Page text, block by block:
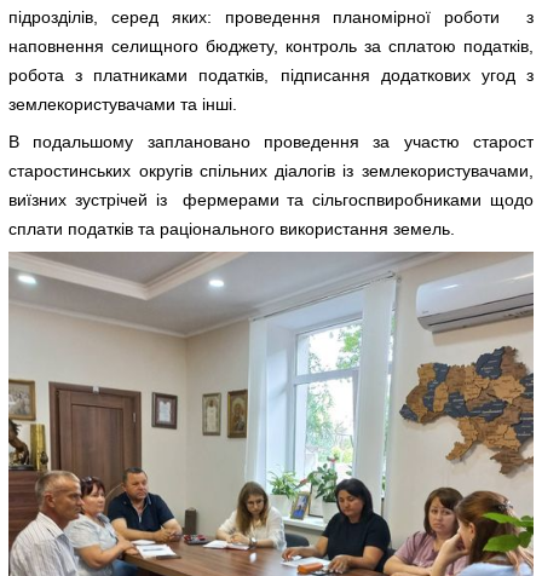
підрозділів, серед яких: проведення планомірної роботи з
наповнення селищного бюджету, контроль за сплатою податків,
робота з платниками податків, підписання додаткових угод з
землекористувачами та інші.
В подальшому заплановано проведення за участю старост
старостинських округів спільних діалогів із землекористувачами,
виїзних зустрічей із фермерами та сільгоспвиробниками щодо
сплати податків та раціонального використання земель.